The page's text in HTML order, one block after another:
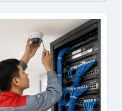
trên Imou IPC-B7ED-
trời FSP14 của
EU/FSP14